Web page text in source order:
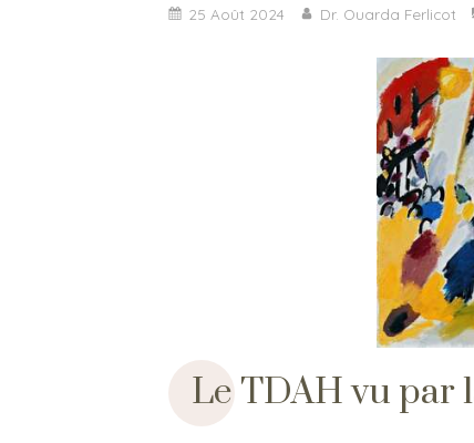
25 Août 2024 Dr. Ouarda Ferlicot
Le TDAH vu par